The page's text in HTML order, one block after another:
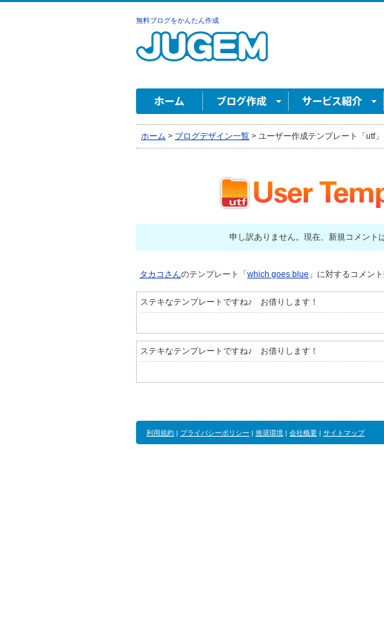
無料ブログをかんたん作成
ホーム > ブログデザイン一覧 > ユーザー作成テンプレート「utf」
申し訳ありません。現在、新規コメント
タカコさんのテンプレート「 which goes blue 」に対するコメン
ステキなテンプレートですね♪ お借りします！
ステキなテンプレートですね♪ お借りします！
利用規約 | プライバシーポリシー | 推奨環境 | 会社概要 | サイトマップ